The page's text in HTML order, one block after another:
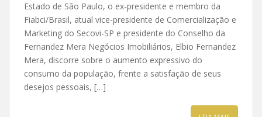
Estado de São Paulo, o ex-presidente e membro da
Fiabci/Brasil, atual vice-presidente de Comercialização e
Marketing do Secovi-SP e presidente do Conselho da
Fernandez Mera Negócios Imobiliários, Elbio Fernandez
Mera, discorre sobre o aumento expressivo do
consumo da população, frente a satisfação de seus
desejos pessoais, […]